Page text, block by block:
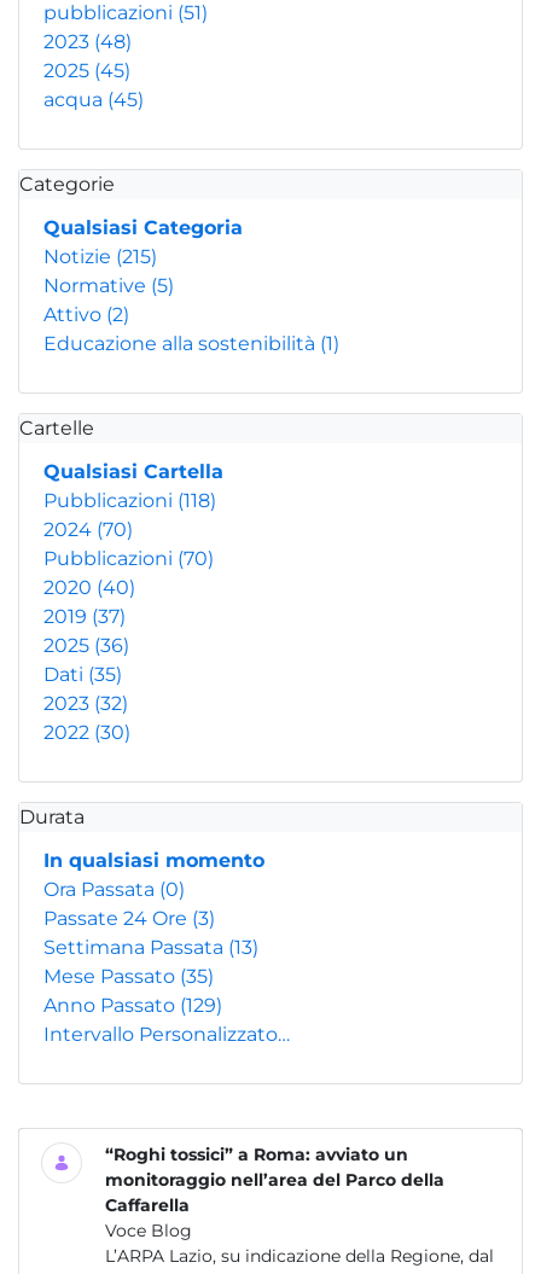
pubblicazioni (51)
2023 (48)
2025 (45)
acqua (45)
Categorie
Qualsiasi Categoria
Notizie (215)
Normative (5)
Attivo (2)
Educazione alla sostenibilità (1)
Cartelle
Qualsiasi Cartella
Pubblicazioni (118)
2024 (70)
Pubblicazioni (70)
2020 (40)
2019 (37)
2025 (36)
Dati (35)
2023 (32)
2022 (30)
Durata
In qualsiasi momento
Ora Passata (0)
Passate 24 Ore (3)
Settimana Passata (13)
Mese Passato (35)
Anno Passato (129)
Intervallo Personalizzato…
“Roghi tossici” a Roma: avviato un
monitoraggio nell’area del Parco della
Caffarella
Voce Blog
L’ARPA Lazio, su indicazione della Regione, dal